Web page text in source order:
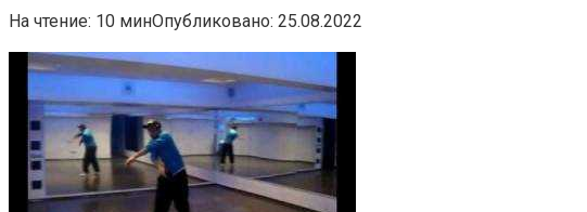
На чтение: 10 минОпубликовано: 25.08.2022